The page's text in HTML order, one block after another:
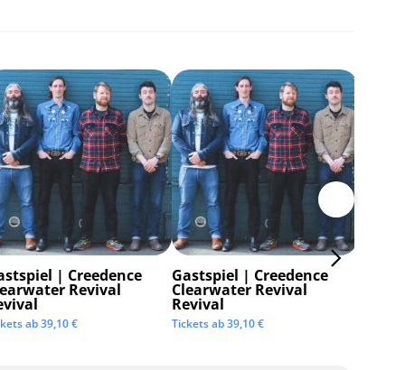
| Creedence
Revival
ab39,10€
Gastspiel | Creedence
Clearwater Revival
Revival
Tickets ab39,10€